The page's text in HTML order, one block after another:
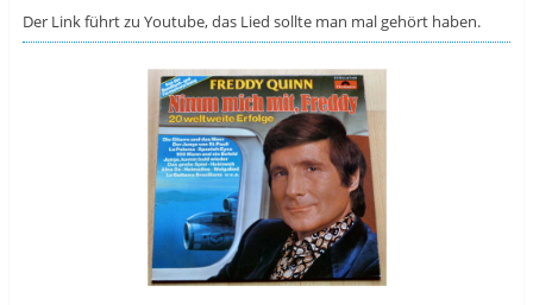
Der Link führt zu Youtube, das Lied sollte man mal gehört haben.